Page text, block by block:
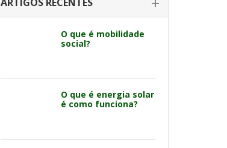
O que é mobilidade
social?
O que é energia solar
é como funciona?